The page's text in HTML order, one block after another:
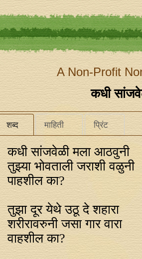
A Non-Profit
कधी
शब्द माहिती प्रिंट
कधी सांजवेळी मला आठवुनी
तुझ्या भोवताली जराशी वळुनी
पाहशील का?
तुझा दूर येथे उठू दे शहारा
शरीरावरुनी जसा गार वारा
वाहशील का?